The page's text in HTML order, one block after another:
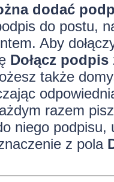
dodać
do postu,
Aby
Dołącz podpis
także
razem
niego
z pola